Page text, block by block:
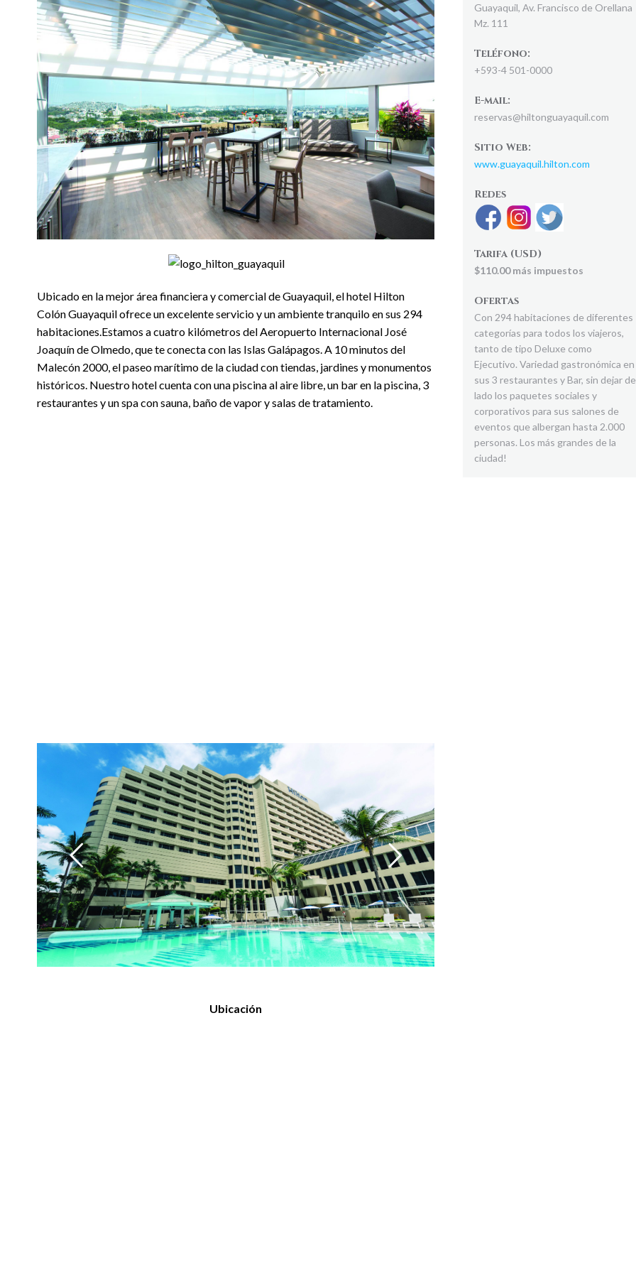
Ubicado en la mejor área financiera y comercial de Guayaquil, el hotel Hilton
Colón Guayaquil ofrece un excelente servicio y un ambiente tranquilo en sus 294
habitaciones.Estamos a cuatro kilómetros del Aeropuerto Internacional José
Joaquín de Olmedo, que te conecta con las Islas Galápagos. A 10 minutos del
Malecón 2000, el paseo marítimo de la ciudad con tiendas, jardines y monumentos
históricos. Nuestro hotel cuenta con una piscina al aire libre, un bar en la piscina, 3
restaurantes y un spa con sauna, baño de vapor y salas de tratamiento.
" data-bgposition="center center" data-bgfit="cover" data-bgrepeat="no-
repeat" data-bgparallax="off" class="rev-slidebg" data-no-retina>
Ubicación
Guayaquil, Av. Francisco de Orellana
Mz. 111
Teléfono:
+593-4 501-0000
E-mail:
reservas@hiltonguayaquil.com
Sitio Web:
www.guayaquil.hilton.com
Redes
Tarifa (USD)
$110.00 más impuestos
Ofertas
Con 294 habitaciones de diferentes
categorías para todos los viajeros,
tanto de tipo Deluxe como
Ejecutivo. Variedad gastronómica en
sus 3 restaurantes y Bar, sin dejar de
lado los paquetes sociales y
corporativos para sus salones de
eventos que albergan hasta 2.000
personas. Los más grandes de la
ciudad!